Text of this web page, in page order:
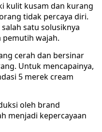
kulit kusam dan kurang
tidak percaya diri.
satu solusiknya
wajah.
cerah dan bersinar
Untuk mencapainya,
5 merek cream
oleh brand
menjadi kepercayaan